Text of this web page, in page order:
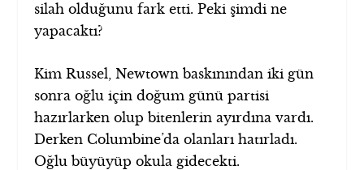
silah olduğunu fark etti. Peki şimdi ne
yapacaktı?
Kim Russel, Newtown baskınından iki gün
sonra oğlu için doğum günü partisi
hazırlarken olup bitenlerin ayırdına vardı.
Derken Columbine’da olanları hatırladı.
Oğlu büyüyüp okula gidecekti.